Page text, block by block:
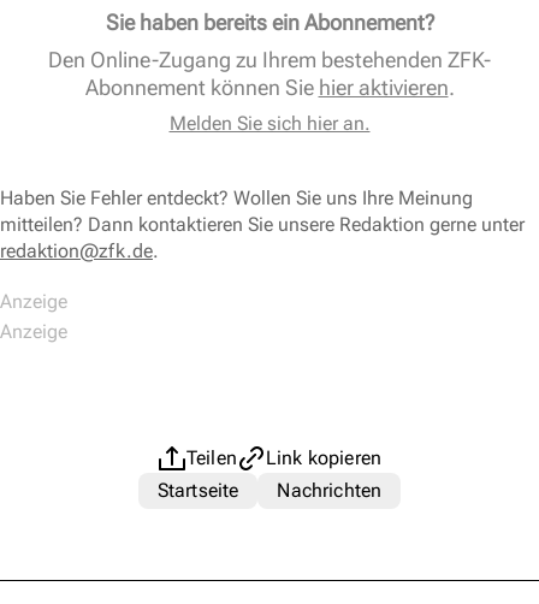
Sie haben bereits ein Abonnement?
Den Online-Zugang zu Ihrem bestehenden ZFK-
Abonnement können Sie hier aktivieren.
Melden Sie sich hier an.
Haben Sie Fehler entdeckt? Wollen Sie uns Ihre Meinung
mitteilen? Dann kontaktieren Sie unsere Redaktion gerne unter
redaktion@zfk.de.
Teilen
Link kopieren
Startseite
Nachrichten